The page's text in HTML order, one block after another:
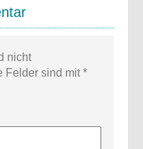
nicht
Felder sind mit*